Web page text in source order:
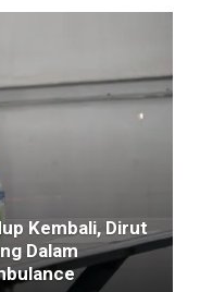
Kembali, Dirut
Dalam